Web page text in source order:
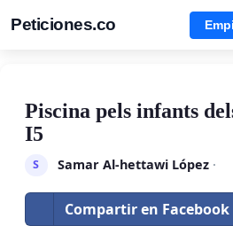
Peticiones.co
Piscina pels infants
I5
S Samar Al-hettawi López·
Compartir en Facebook